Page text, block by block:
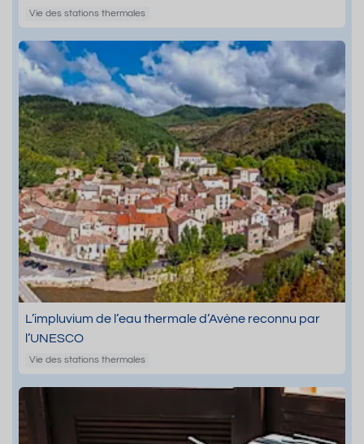
Vie des stations thermales
L’impluvium de l’eau thermale d’Avène reconnu par
l’UNESCO
Vie des stations thermales